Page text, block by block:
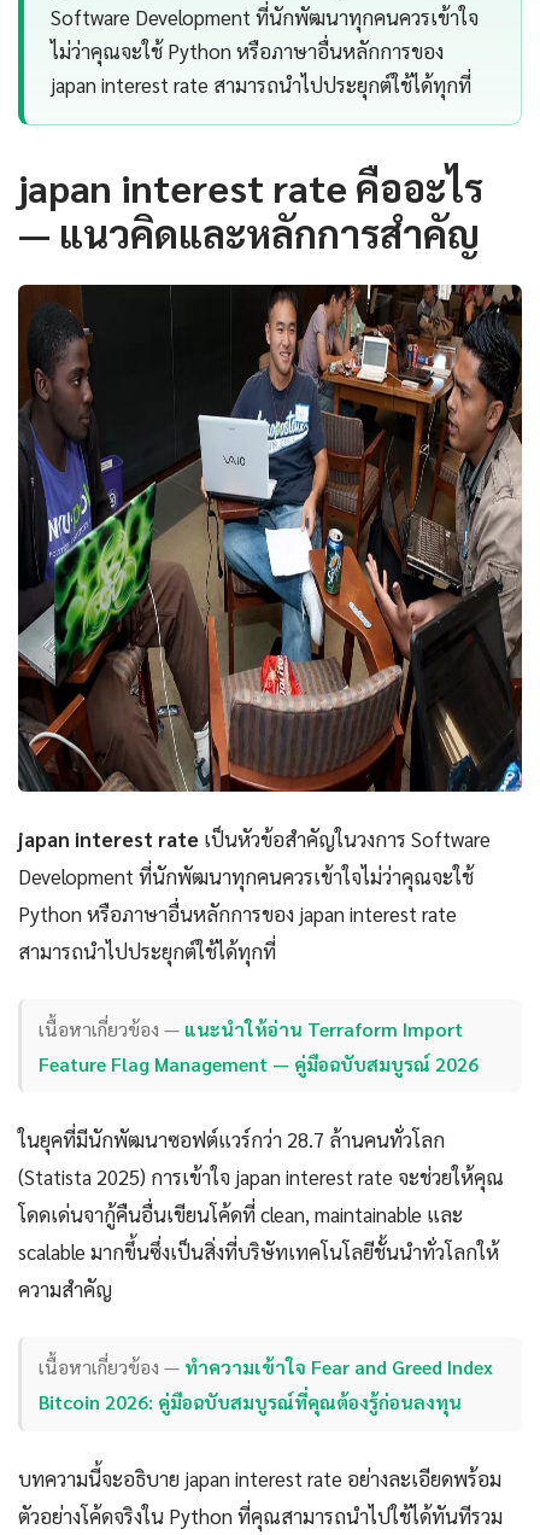
Software Development ที่นักพัฒนาทุกคนควรเข้าใจ
ไม่ว่าคุณจะใช้ Python หรือภาษาอื่นหลักการของ
japan interest rate สามารถนำไปประยุกต์ใช้ได้ทุกที่
japan interest rate คืออะไร
— แนวคิดและหลักการสำคัญ
japan interest rate เป็นหัวข้อสำคัญในวงการ Software
Development ที่นักพัฒนาทุกคนควรเข้าใจไม่ว่าคุณจะใช้
Python หรือภาษาอื่นหลักการของ japan interest rate
สามารถนำไปประยุกต์ใช้ได้ทุกที่
เนื้อหาเกี่ยวข้อง — แนะนำให้อ่าน Terraform Import
Feature Flag Management — คู่มือฉบับสมบูรณ์ 2026
ในยุคที่มีนักพัฒนาซอฟต์แวร์กว่า 28.7 ล้านคนทั่วโลก
(Statista 2025) การเข้าใจ japan interest rate จะช่วยให้คุณ
โดดเด่นจากู้คืนอื่นเขียนโค้ดที่ clean, maintainable และ
scalable มากขึ้นซึ่งเป็นสิ่งที่บริษัทเทคโนโลยีชั้นนำทั่วโลกให้
ความสำคัญ
เนื้อหาเกี่ยวข้อง — ทำความเข้าใจ Fear and Greed Index
Bitcoin 2026: คู่มือฉบับสมบูรณ์ที่คุณต้องรู้ก่อนลงทุน
บทความนี้จะอธิบาย japan interest rate อย่างละเอียดพร้อม
ตัวอย่างโค้ดจริงใน Python ที่คุณสามารถนำไปใช้ได้ทันทีรวม